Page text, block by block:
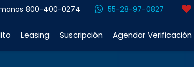
800-400-0274 55-28-97-0827
Leasing Suscripción Agendar Verificación